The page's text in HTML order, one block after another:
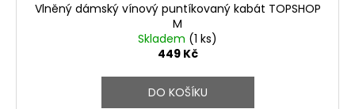
Vlněný dámský vínový puntíkovaný kabát TOPSHOP
M
Skladem (1 ks)
449 Kč
DO KOŠÍKU